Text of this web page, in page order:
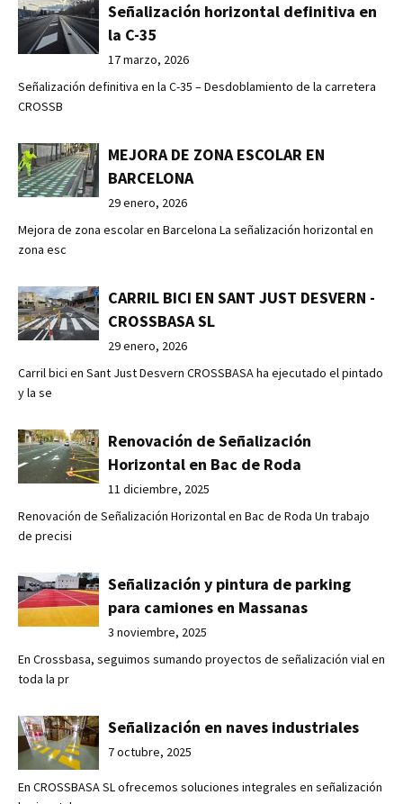
Señalización horizontal definitiva en
la C-35
17 marzo, 2026
Señalización definitiva en la C-35 – Desdoblamiento de la carretera
CROSSB
MEJORA DE ZONA ESCOLAR EN
BARCELONA
29 enero, 2026
Mejora de zona escolar en Barcelona La señalización horizontal en
zona esc
CARRIL BICI EN SANT JUST DESVERN -
CROSSBASA SL
29 enero, 2026
Carril bici en Sant Just Desvern CROSSBASA ha ejecutado el pintado
y la se
Renovación de Señalización
Horizontal en Bac de Roda
11 diciembre, 2025
Renovación de Señalización Horizontal en Bac de Roda Un trabajo
de precisi
Señalización y pintura de parking
para camiones en Massanas
3 noviembre, 2025
En Crossbasa, seguimos sumando proyectos de señalización vial en
toda la pr
Señalización en naves industriales
7 octubre, 2025
En CROSSBASA SL ofrecemos soluciones integrales en señalización